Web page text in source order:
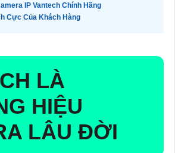
IP Vantech Chính Hãng
Cực Của Khách Hàng
LÀ
HIỆU
LÂU ĐỜI